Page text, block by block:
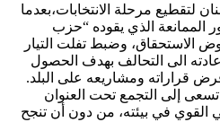
لتقطيع مرحلة الانتخابات،بعدما
الممانعة الذي يقوده “حزب
الاستحقاق، وضبط تفلت التيار
الى التحالف بهدف الحصول
قراراته ومشاريعه على البلد.
إلى التجمع تحت العنوان
القوي في بيئته، من دون أن تنجح